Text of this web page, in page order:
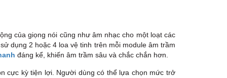
TPHCM, Quận Tân Bình, Hồ Chí Minh
Việt Thương Music - 6F Ngô Thời
Nhiệm
Hòa, TPHCM, Quận 3, Hồ Chí Minh
của giọng nói cũng như âm nhạc cho một loạt các
dụng 2 hoặc 4 loa vệ tinh trên mỗi module âm trầm
đáng kể, khiến âm trầm sâu và chắc chắn hơn.
cực kỳ tiện lợi. Người dùng có thể lựa chọn mức trở